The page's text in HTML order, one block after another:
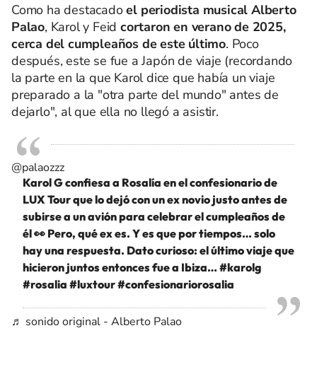
Como ha destacadoel periodista musical Alberto
Palao, Karol y Feid cortaron en verano de 2025,
cerca del cumpleaños de este último. Poco
después, este se fue a Japón de viaje (recordando
la parte en la que Karol dice que había un viaje
preparado a la "otra parte del mundo" antes de
dejarlo", al que ella no llegó a asistir.
@palaozzz
Karol G confiesa a Rosalía en el confesionario de
LUX Tour que lo dejó con un ex novio justo antes de
subirse a un avión para celebrar el cumpleaños de
él 👀 Pero, qué ex es. Y es que por tiempos… solo
hay una respuesta. Dato curioso: el último viaje que
hicieron juntos entonces fue a Ibiza…#karolg
#rosalia #luxtour#confesionariorosalia
♬ sonido original - Alberto Palao